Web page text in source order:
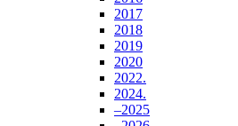
2017
2018
2019
2020
2022.
2024.
–2025